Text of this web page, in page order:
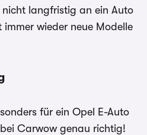
langfristig an ein Auto
wieder neue Modelle
für ein Opel E-Auto
Carwow genau richtig!